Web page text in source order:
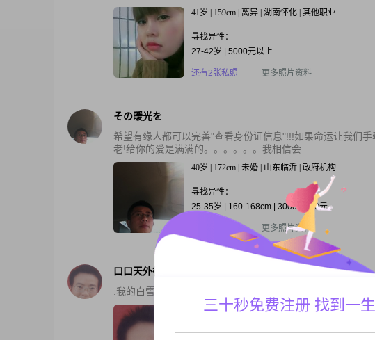
41岁 | 159cm | 离异 | 湖南怀化 | 其他职业
寻找异性：
27-42岁 | 5000元以上
还有2张私照 更多照片资料
その暖光を
希望有缘人都可以完善"查看身份证信息"!!!如果命运让我们
老!给你的爱是满满的。。。。。。我相信会...
40岁 | 172cm | 未婚 | 山东临沂 | 政府机构
寻找异性：
25-35岁 | 160-168cm | 3000-3000元
更多照片资料
口口天外行空
.我的白雪公主呀,我怎样才能联系到你呢?要是你我有缘,能
45岁 | 165cm | 未婚 | 四川乐山 | 教育/科研
寻找异性：
三十秒免费注册 找到一